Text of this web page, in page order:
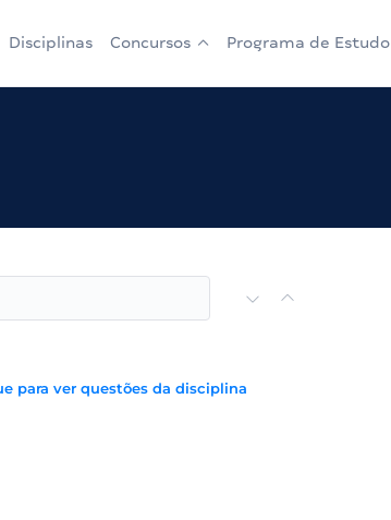
Disciplinas Concursos Programa de Estudo
para ver questões da disciplina